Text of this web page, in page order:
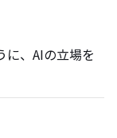
に、AIの立場を